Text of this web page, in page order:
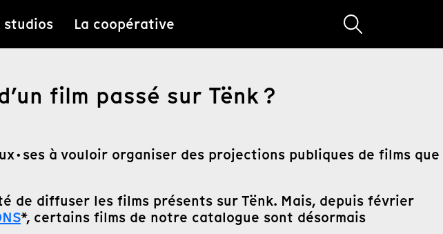
studios La coopérative
film passé sur Tënk ?
à vouloir organiser des projections publiques de films que
de diffuser les films présents sur Tënk. Mais, depuis février
*, certains films de notre catalogue sont désormais